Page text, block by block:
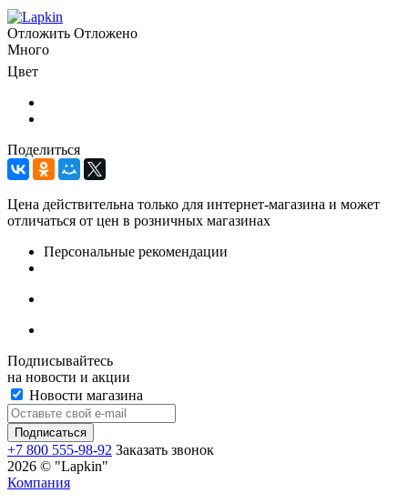
Отложить Отложено
Много
Цвет
Поделиться
Цена действительна только для интернет-магазина и может
отличаться от цен в розничных магазинах
Персональные рекомендации
Подписывайтесь
на новости и акции
Новости магазина
+7 800 555-98-92 Заказать звонок
2026 © "Lapkin"
Компания